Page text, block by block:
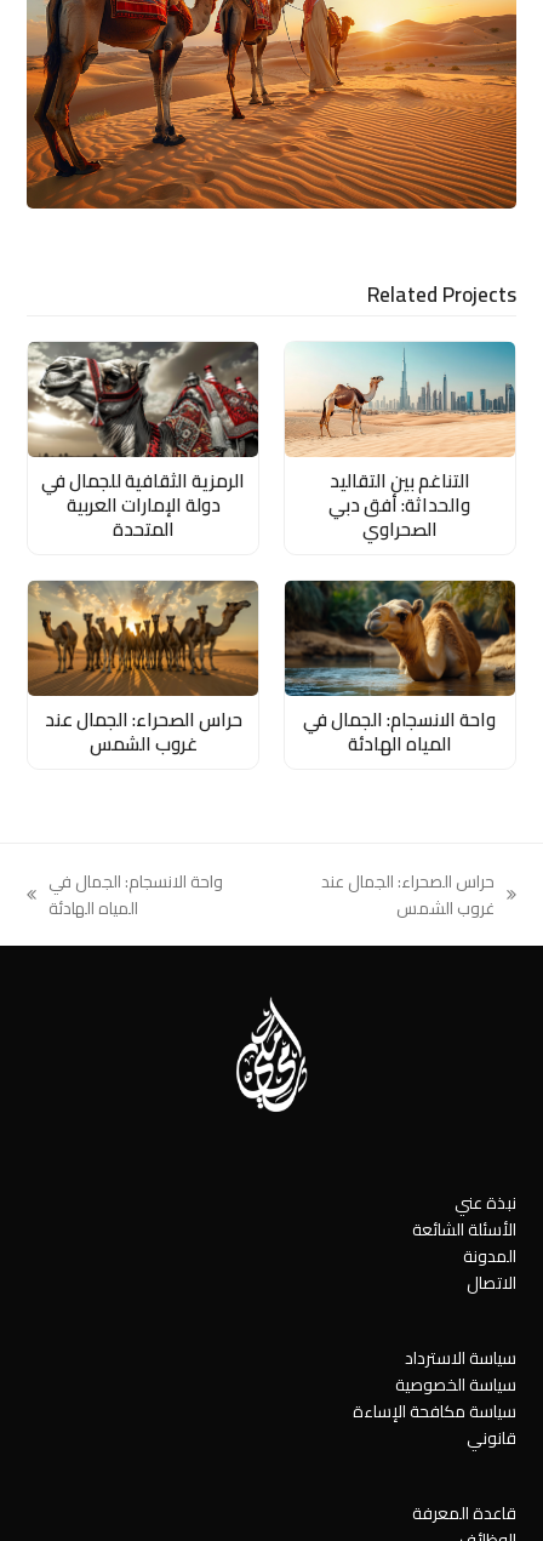
Related Projects
التناغم بين التقاليد
والحداثة: أفق دبي
الصحراوي
الرمزية الثقافية للجمال في
دولة الإمارات العربية
المتحدة
واحة الانسجام: الجمال في
المياه الهادئة
حراس الصحراء: الجمال عند
غروب الشمس
previous
حراس الصحراء: الجمال عند
غروب الشمس
واحة الانسجام: الجمال في
المياه الهادئة
نبذة عني
الأسئلة الشائعة
المدونة
الاتصال
سياسة الاسترداد
سياسة الخصوصية
سياسة مكافحة الإساءة
قانوني
قاعدة المعرفة